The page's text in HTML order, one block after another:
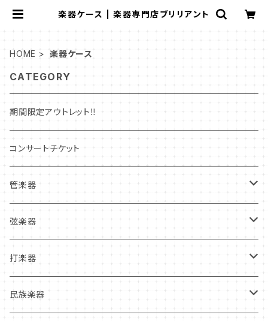
楽器ケース | 楽器専門店ブリリアント
HOME 楽器ケース
CATEGORY
期間限定アウトレット‼
コンサートチケット
管楽器
管楽器新品本体
フルート
クラリネット
管楽器中古本体
フルート
マウスピース
弦楽器
弦楽器新品本体
ヴァイオリン
弦楽器中古本体
打楽器
打楽器新品本体
民族楽器